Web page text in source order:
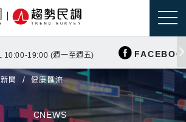
10:00-19:00 (週一至週五)
聞 健康匯流
CNEWS